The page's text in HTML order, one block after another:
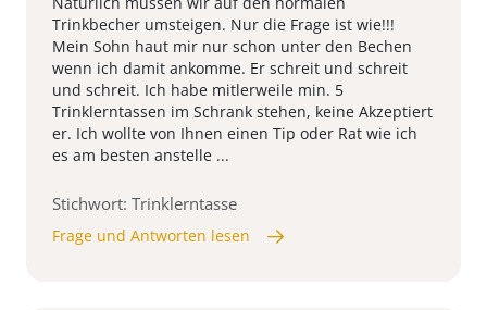
Trinkbecher umsteigen. Nur die Frage ist wie!!!
Mein Sohn haut mir nur schon unter den Bechen
wenn ich damit ankomme. Er schreit und schreit
und schreit. Ich habe mitlerweile min. 5
Trinklerntassen im Schrank stehen, keine Akzeptiert
er. Ich wollte von Ihnen einen Tip oder Rat wie ich
es am besten anstelle ...
Stichwort: Trinklerntasse
Frage und Antworten lesen